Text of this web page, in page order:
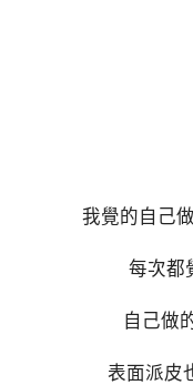
我覺的自己
每次都
自己做
表面派皮